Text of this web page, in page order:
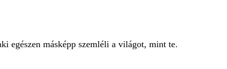
egészen másképp szemléli a világot, mint te.